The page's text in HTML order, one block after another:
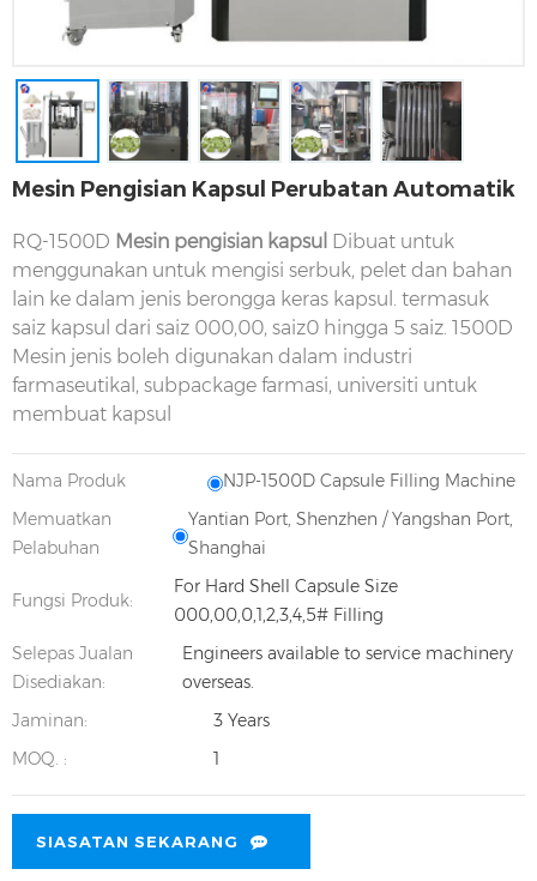
Mesin Pengisian Kapsul Perubatan Automatik
RQ-1500D Mesin pengisian kapsul Dibuat untuk
menggunakan untuk mengisi serbuk, pelet dan bahan
lain ke dalam jenis berongga keras kapsul. termasuk
saiz kapsul dari saiz 000,00, saiz0 hingga 5 saiz. 1500D
Mesin jenis boleh digunakan dalam industri
farmaseutikal, subpackage farmasi, universiti untuk
membuat kapsul
Nama Produk
NJP-1500D Capsule Filling Machine
Memuatkan
Pelabuhan
Yantian Port, Shenzhen / Yangshan Port,
Shanghai
Fungsi Produk:
For Hard Shell Capsule Size
000,00,0,1,2,3,4,5# Filling
Selepas Jualan
Disediakan:
Engineers available to service machinery
overseas.
Jaminan:
3 Years
MOQ. :
1
SIASATAN SEKARANG